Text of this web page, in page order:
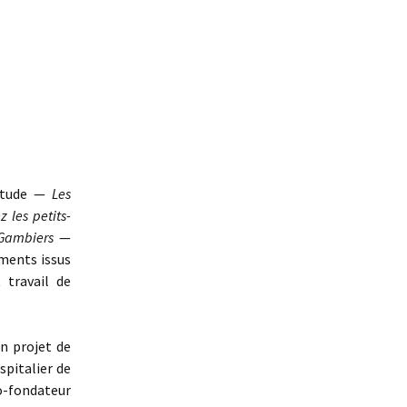
—Les
les petits-
—
issus
travail de
projet de
de
fondateur